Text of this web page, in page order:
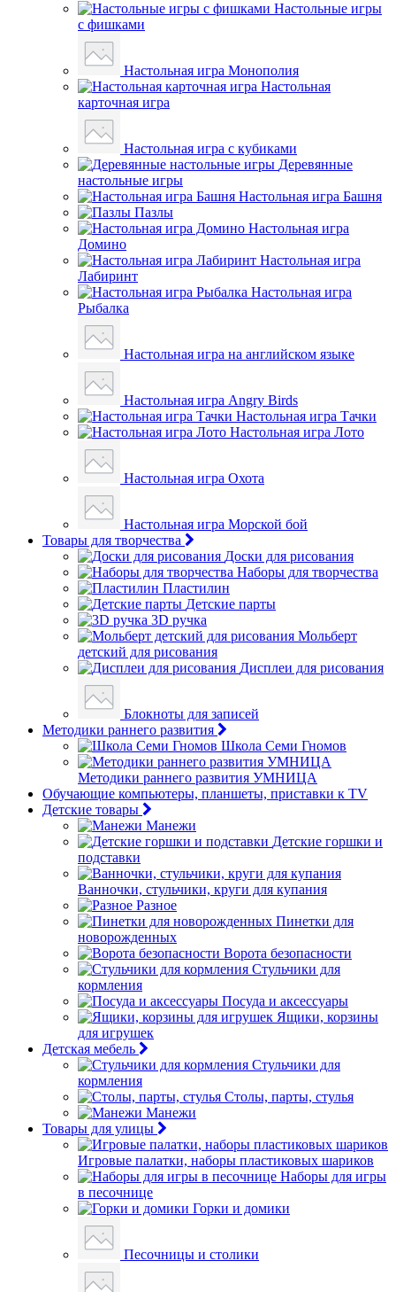
Настольные игры
с фишками
Настольная игра Монополия
Настольная
карточная игра
Настольная игра с кубиками
Деревянные
настольные игры
Настольная игра Башня
Пазлы
Настольная игра
Домино
Настольная игра
Лабиринт
Настольная игра
Рыбалка
Настольная игра на английском языке
Настольная игра Angry Birds
Настольная игра Тачки
Настольная игра Лото
Настольная игра Охота
Настольная игра Морской бой
Товары для творчества
Доски для рисования
Наборы для творчества
Пластилин
Детские парты
3D ручка
Мольберт
детский для рисования
Дисплеи для рисования
Блокноты для записей
Методики раннего развития
Школа Семи Гномов
Методики раннего развития УМНИЦА
Обучающие компьютеры, планшеты, приставки к TV
Детские товары
Манежи
Детские горшки и
подставки
Ванночки, стульчики, круги для купания
Разное
Пинетки для
новорожденных
Ворота безопасности
Стульчики для
кормления
Посуда и аксессуары
Ящики, корзины
для игрушек
Детская мебель
Стульчики для
кормления
Столы, парты, стулья
Манежи
Товары для улицы
Игровые палатки, наборы пластиковых шариков
Наборы для игры
в песочнице
Горки и домики
Песочницы и столики